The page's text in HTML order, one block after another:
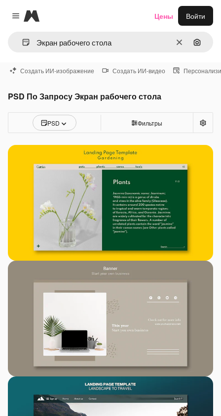
Close menu
Magnific
ОчиститьПоиск
Цены Войти
Создать ИИ-изображение Создать ИИ-видео
PSD По Запросу Экран рабочего стола
PSD Фильтры